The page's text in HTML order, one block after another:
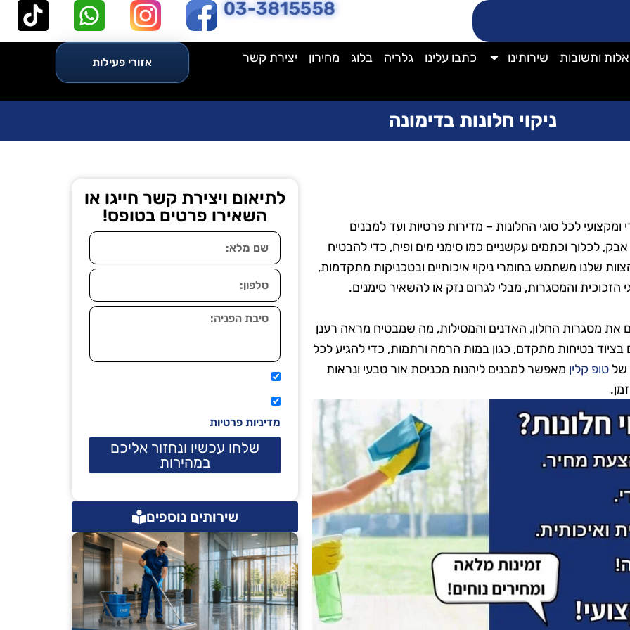
03-3815558
ותשובות שירותינו כתבו עלינו גלריה בלוג מחירון יצירת קשר אזורי פעילות
ניקוי חלונות בדימונה
ומקצועי לכל סוגי החלונות – מדירות פרטיות ועד למבנים
לכלוך וכתמים עקשניים כמו סימני מים ופיח, כדי להבטיח
שלנו משתמש בחומרי ניקוי איכותיים ובטכניקות מתקדמות,
הזכוכית והמסגרות, מבלי לגרום נזק או להשאיר סימנים.
את מסגרות החלון, האדנים והמסילות, מה שמבטיח מראה רענן
בציוד בטיחות מתקדם, כגון במות הרמה ורתמות, כדי להגיע לכל
של טופ קלין מאפשר למבנים ליהנות מכניסת אור טבעי ונראות
לתיאום ויצירת קשר חייגו או
השאירו פרטים בטופס!
מדיניות פרטיות
שלחו עכשיו ונחזור אליכם
במהירות
שירותים נוספים